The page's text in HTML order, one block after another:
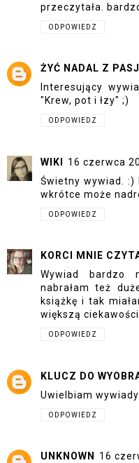
przeczytała.
ODPOWIEDZ
ŻYĆ NADAL Z
Interesujący
"Krew, pot i łzy" ;)
ODPOWIEDZ
WIKI 16 czerwca
Świetny wywiad. :)
wkrótce może
ODPOWIEDZ
KORCI MNIE
Wywiad bardzo
nabrałam też
książkę i tak
większą
ODPOWIEDZ
KLUCZ DO
Uwielbiam
ODPOWIEDZ
UNKNOWN
16